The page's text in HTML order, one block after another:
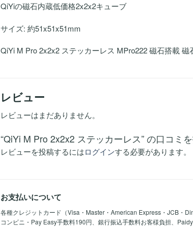
QiYiの磁石内蔵低価格2x2x2キューブ
サイズ: 約51x51x51mm
QiYi M Pro 2x2x2 ステッカーレス MPro222 磁石搭載 磁
レビュー
レビューはまだありません。
“QiYi M Pro 2x2x2 ステッカーレス” の口コミ
レビューを投稿するにはログインする必要があります。
お支払いについて
各種クレジットカード（Visa・Master・American Express・JCB・
コンビニ・Pay Easy手数料190円、銀行振込手数料お客様負担、